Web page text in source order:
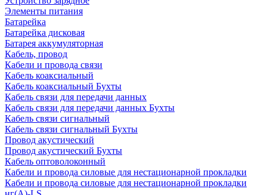
Элементы питания
Батарейка
Батарейка дисковая
Батарея аккумуляторная
Кабель, провод
Кабели и провода связи
Кабель коаксиальный
Кабель коаксиальный Бухты
Кабель связи для передачи данных
Кабель связи для передачи данных Бухты
Кабель связи сигнальный
Кабель связи сигнальный Бухты
Провод акустический
Провод акустический Бухты
Кабель оптоволоконный
Кабели и провода силовые для нестационарной прокладки
Кабели и провода силовые для нестационарной прокладки